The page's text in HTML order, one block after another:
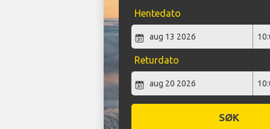
Hentedato
Returdato
SØK